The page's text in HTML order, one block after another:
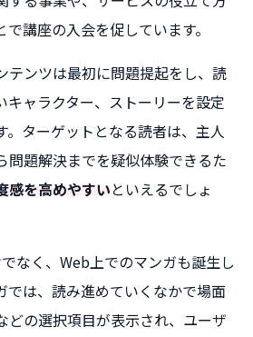
講座の入会を促しています。
テンツは最初に問題提起をし、読
キャラクター、ストーリーを設定
。ターゲットとなる読者は、主人
問題解決までを疑似体験できるた
感を高めやすいといえるでしょ
なく、Web上でのマンガも誕生し
では、読み進めていくなかで場面
どの選択項目が表示され、ユーザ